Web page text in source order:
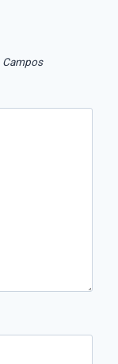
Campos